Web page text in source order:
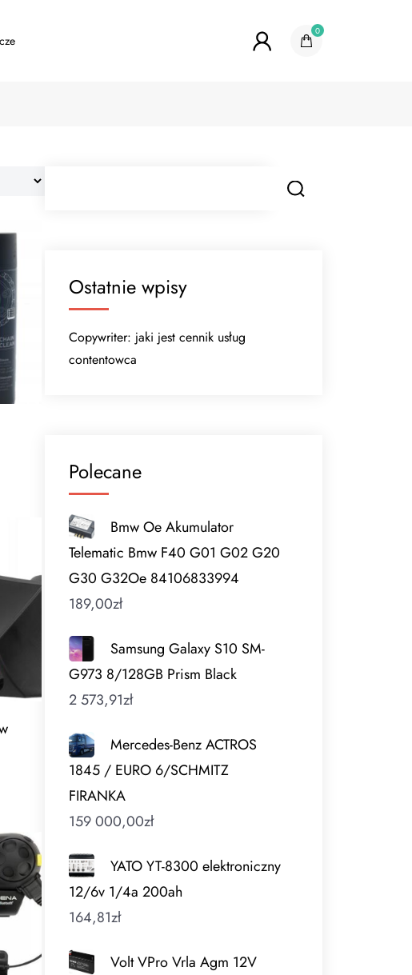
0
Ostatnie wpisy
Copywriter: jaki jest cennik usług
contentowca
Polecane
Bmw Oe Akumulator
Telematic Bmw F40 G01 G02 G20
G30 G32Oe 84106833994
189,00zł
Samsung Galaxy S10 SM-
G973 8/128GB Prism Black
2 573,91zł
Mercedes-Benz ACTROS
1845 / EURO 6/SCHMITZ
FIRANKA
159 000,00zł
YATO YT-8300 elektroniczny
12/6v 1/4a 200ah
164,81zł
Volt VPro Vrla Agm 12V